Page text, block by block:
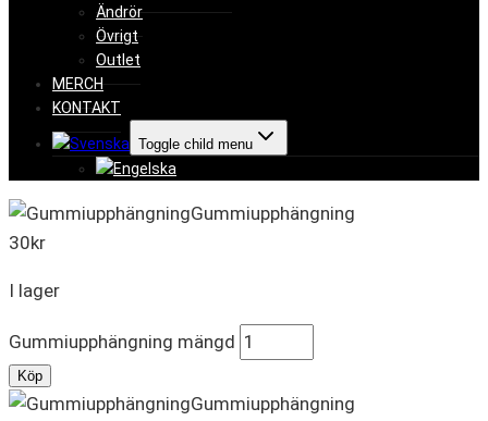
Ändrör
Övrigt
Outlet
MERCH
KONTAKT
Toggle child menu
Gummiupphängning
30kr
I lager
Gummiupphängning mängd
Köp
Gummiupphängning